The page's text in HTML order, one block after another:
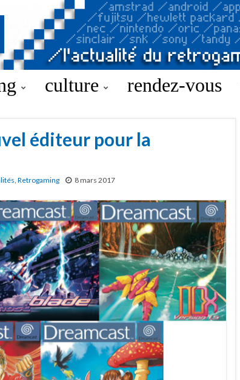
culture rendez-vous
éditeur pour la
, Retrogaming 8 mars 2017